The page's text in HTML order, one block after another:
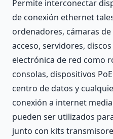
Permite interconectar
de conexión ethernet
ordenadores, cámaras
acceso, servidores,
electrónica de red como
consolas, dispositivos
centro de datos y
conexión a internet
pueden ser utilizados
junto con kits